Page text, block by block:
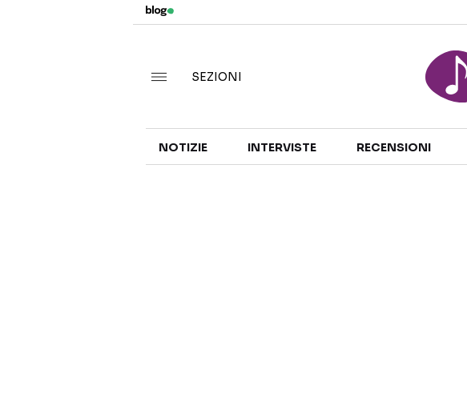
SEZIONI
NOTIZIE INTERVISTE RECENSIONI